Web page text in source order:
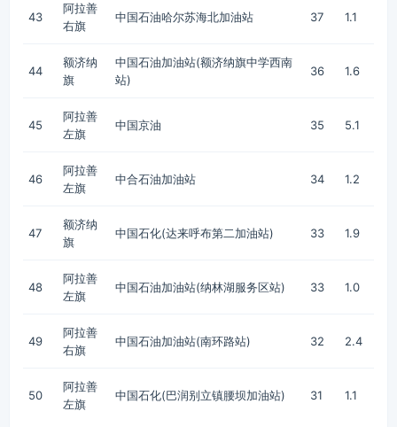
43
阿拉善
右旗
中国石油哈尔苏海北加油站 37 1.1
44
额济纳
旗
中国石油加油站(额济纳旗中学西南
站)
36 1.6
45
阿拉善
左旗
中国京油 35 5.1
46
阿拉善
左旗
中合石油加油站 34 1.2
47
额济纳
旗
中国石化(达来呼布第二加油站) 33 1.9
48
阿拉善
左旗
中国石油加油站(纳林湖服务区站) 33 1.0
49
阿拉善
右旗
中国石油加油站(南环路站) 32 2.4
50
阿拉善
左旗
中国石化(巴润别立镇腰坝加油站) 31 1.1